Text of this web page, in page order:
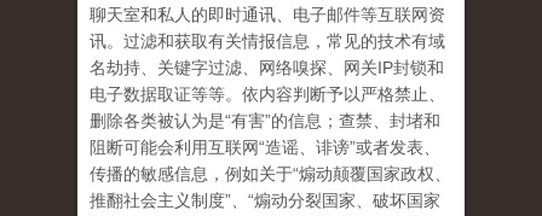
聊天室和私人的即时通讯、电子邮件等互联网资
讯。过滤和获取有关情报信息，常见的技术有域
名劫持、关键字过滤、网络嗅探、网关IP封锁和
电子数据取证等等。依内容判断予以严格禁止、
删除各类被认为是“有害”的信息；查禁、封堵和
阻断可能会利用互联网“造谣、诽谤”或者发表、
传播的敏感信息，例如关于“煽动颠覆国家政权、
推翻社会主义制度”、“煽动分裂国家、破坏国家